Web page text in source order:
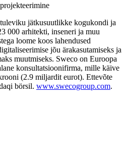
jätkusuutlikke kogukondi ja
000 arhitekti, inseneri ja muu
loome koos lahendused
jõu ärakasutamiseks ja
muutmiseks. Sweco on Euroopa
konsultatsioonifirma, mille käive
(2.9 miljardit eurot). Ettevõte
börsil. www.swecogroup.com.